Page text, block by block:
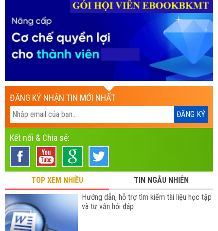
ĐĂNG KÝ NHẬN TIN MỚI NHẤT
Kết nối & Chia sẻ:
TOP XEM NHIỀU
TIN NGẪU NHIÊN
Hướng dẫn, hỗ trợ tìm kiếm tài liệu học tập
và tư vấn hỏi đáp